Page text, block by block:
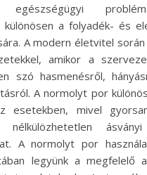
egészségügyi
különösen a folyadék- és
A modern életvitel során
amikor a
szó hasmenésről,
A normolyt por
esetekben, mivel
A normolyt por
legyünk a megfelelő